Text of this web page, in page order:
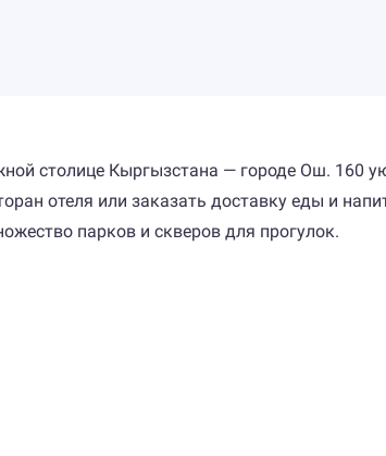
столице Кыргызстана — городе Ош. 160
отеля или заказать доставку еды и
парков и скверов для прогулок.